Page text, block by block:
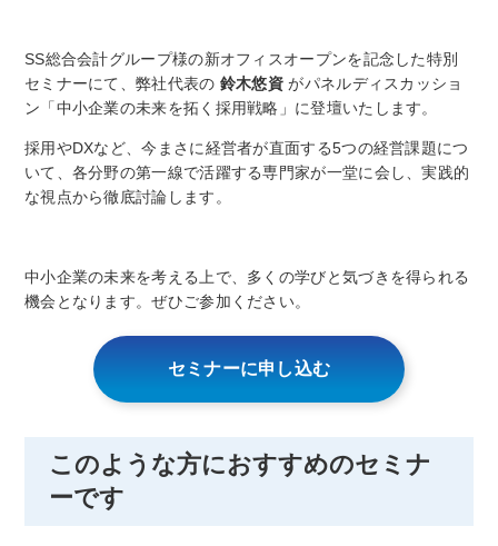
SS総合会計グループ様の新オフィスオープンを記念した特別
セミナーにて、弊社代表の 鈴木悠資 がパネルディスカッショ
ン「中小企業の未来を拓く採用戦略」に登壇いたします。
採用やDXなど、今まさに経営者が直面する5つの経営課題につ
いて、各分野の第一線で活躍する専門家が一堂に会し、実践的
な視点から徹底討論します。
中小企業の未来を考える上で、多くの学びと気づきを得られる
機会となります。ぜひご参加ください。
セミナーに申し込む
このような方におすすめのセミナ
ーです